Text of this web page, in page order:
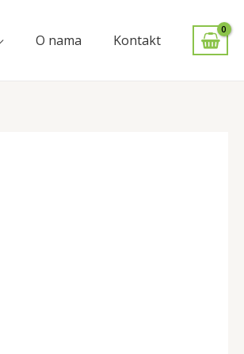
O nama Kontakt